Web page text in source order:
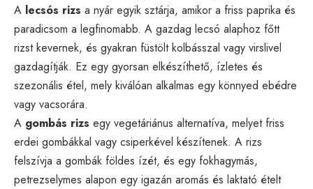
A lecsós rizs a nyár egyik sztárja, amikor a friss paprika és
paradicsom a legfinomabb. A gazdag lecsó alaphoz főtt
rizst kevernek, és gyakran füstölt kolbásszal vagy virslivel
gazdagítják. Ez egy gyorsan elkészíthető, ízletes és
szezonális étel, mely kiválóan alkalmas egy könnyed ebédre
vagy vacsorára.
A gombás rizs egy vegetáriánus alternatíva, melyet friss
erdei gombákkal vagy csiperkével készítenek. A rizs
felszívja a gombák földes ízét, és egy fokhagymás,
petrezselymes alapon egy igazán aromás és laktató ételt